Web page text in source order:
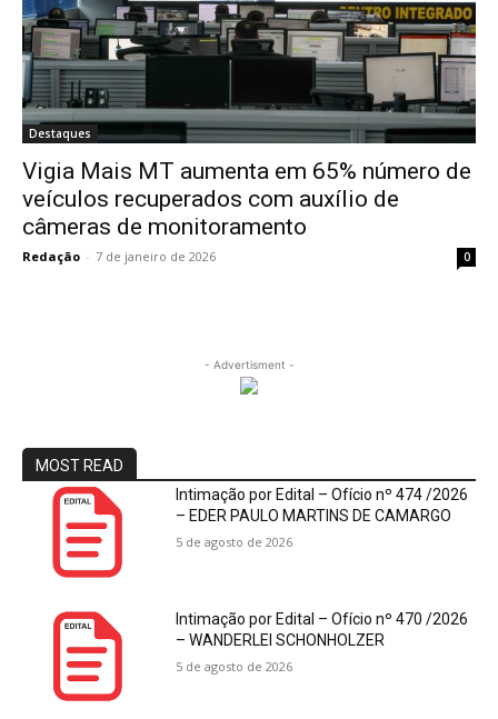
Destaques
Vigia Mais MT aumenta em 65% número de
veículos recuperados com auxílio de
câmeras de monitoramento
Redação - 7 de janeiro de 2026 0
- Advertisment -
MOST READ
Intimação por Edital – Ofício nº 474 /2026
– EDER PAULO MARTINS DE CAMARGO
5 de agosto de 2026
Intimação por Edital – Ofício nº 470 /2026
– WANDERLEI SCHONHOLZER
5 de agosto de 2026